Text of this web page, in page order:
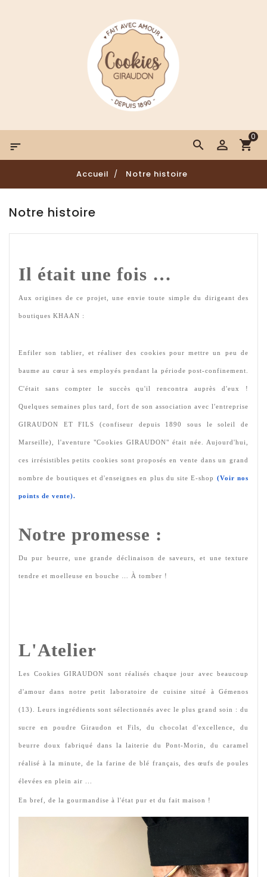
0

Accueil Notre histoire
Notre histoire
Il était une fois …
Aux origines de ce projet, une envie toute simple du dirigeant des
boutiques KHAAN :
Enfiler son tablier, et réaliser des cookies pour mettre un peu de
baume au cœur à ses employés pendant la période post-confinement.
C'était sans compter le succès qu'il rencontra auprès d'eux !
Quelques semaines plus tard, fort de son association avec l'entreprise
GIRAUDON ET FILS (confiseur depuis 1890 sous le soleil de
Marseille), l'aventure "Cookies GIRAUDON" était née. Aujourd'hui,
ces irrésistibles petits cookies sont proposés en vente dans un grand
nombre de boutiques et d'enseignes en plus du site E-shop (Voir nos
points de vente).
Notre promesse :
Du pur beurre, une grande déclinaison de saveurs, et une texture
tendre et moelleuse en bouche … À tomber !
L'Atelier
Les Cookies GIRAUDON sont réalisés chaque jour avec beaucoup
d'amour dans notre petit laboratoire de cuisine situé à Gémenos
(13). Leurs ingrédients sont sélectionnés avec le plus grand soin : du
sucre en poudre Giraudon et Fils, du chocolat d'excellence, du
beurre doux fabriqué dans la laiterie du Pont-Morin, du caramel
réalisé à la minute, de la farine de blé français, des œufs de poules
élevées en plein air ...
En bref, de la gourmandise à l'état pur et du fait maison !